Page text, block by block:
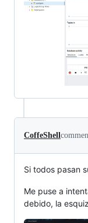
CoffeShell
Si todos pasan
Me puse a
debido, la